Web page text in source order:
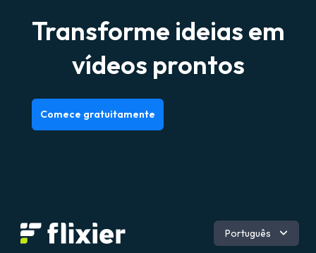
Transforme ideias em
vídeos prontos
Comece gratuitamente
Inglês
Romeno
Português